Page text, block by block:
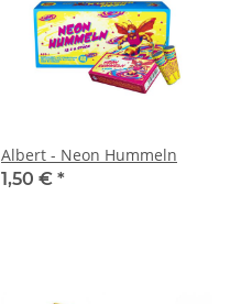
Albert - Neon Hummeln
1,50 € *